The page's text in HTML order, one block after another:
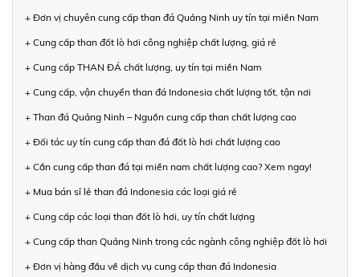
+ Đơn vị chuyên cung cấp than đá Quảng Ninh uy tín tại miền Nam
+ Cung cấp than đốt lò hơi công nghiệp chất lượng, giá rẻ
+ Cung cấp THAN ĐÁ chất lượng, uy tín tại miền Nam
+ Cung cấp, vận chuyển than đá Indonesia chất lượng tốt, tận nơi
+ Than đá Quảng Ninh – Nguồn cung cấp than chất lượng cao
+ Đối tác uy tín cung cấp than đá đốt lò hơi chất lượng cao
+ Cần cung cấp than đá tại miền nam chất lượng cao? Xem ngay!
+ Mua bán sỉ lẻ than đá Indonesia các loại giá rẻ
+ Cung cấp các loại than đốt lò hơi, uy tín chất lượng
+ Cung cấp than Quảng Ninh trong các ngành công nghiệp đốt lò hơi
+ Đơn vị hàng đầu về dịch vụ cung cấp than đá Indonesia